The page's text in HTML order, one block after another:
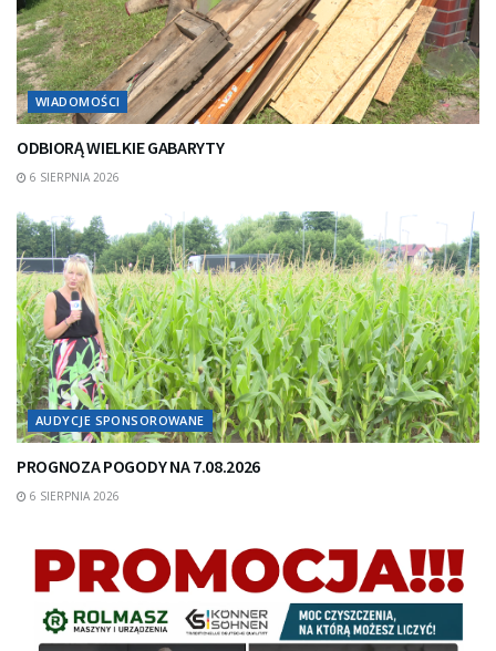
WIADOMOŚCI
ODBIORĄ WIELKIE GABARYTY
6 SIERPNIA 2026
AUDYCJE SPONSOROWANE
PROGNOZA POGODY NA 7.08.2026
6 SIERPNIA 2026